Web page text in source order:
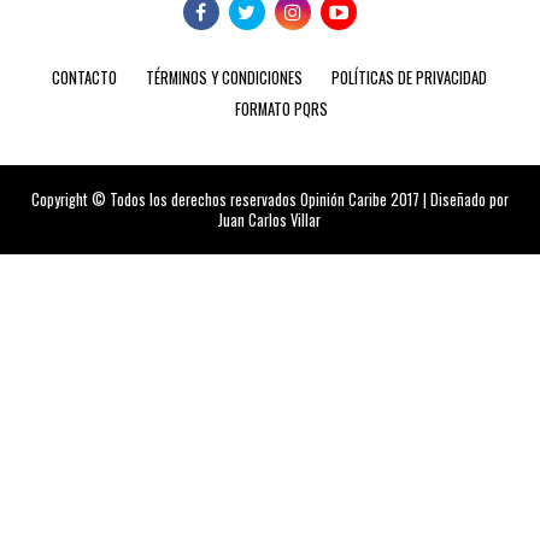
CONTACTO TÉRMINOS Y CONDICIONES
POLÍTICAS DE PRIVACIDAD
FORMATO PQRS
Copyright © Todos los derechos reservados Opinión Caribe 2017 | Diseñado por
Juan Carlos Villar